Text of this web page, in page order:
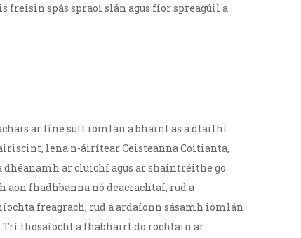
freisin spás spraoi slán agus fíor spreagúil a
ar líne sult iomlán a bhaint as a dtaithí
lena n-áirítear Ceisteanna Coitianta,
ar cluichí agus ar shaintréithe go
fhadhbanna nó deacrachtaí, rud a
freagrach, rud a ardaíonn sásamh iomlán
thosaíocht a thabhairt do rochtain ar